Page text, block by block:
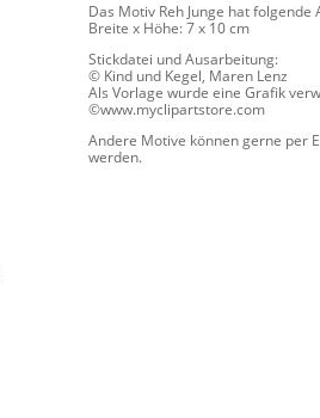
Das Motiv Reh Junge hat folgende
Breite x Höhe: 7 x 10 cm
Stickdatei und Ausarbeitung:
© Kind und Kegel, Maren Lenz
Als Vorlage wurde eine Grafik
©www.myclipartstore.com
Andere Motive können gerne per
werden.